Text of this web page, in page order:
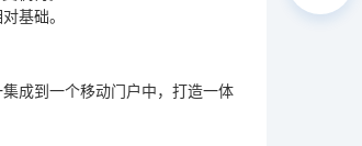
基础。
成到一个移动门户中，打造一体